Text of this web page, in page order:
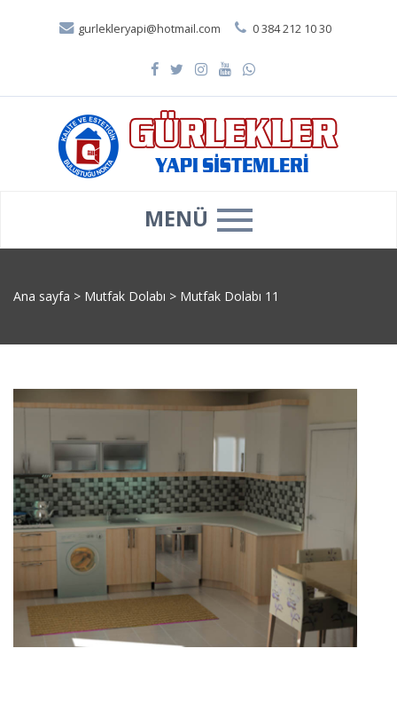
gurlekleryapi@hotmail.com 0 384 212 10 30
MENÜ
Ana sayfa > Mutfak Dolabı > Mutfak Dolabı 11